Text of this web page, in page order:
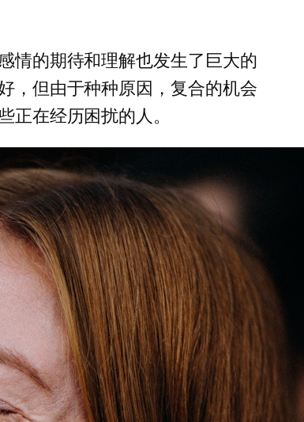
情的期待和理解也发生了巨大的
，但由于种种原因，复合的机会
在经历困扰的人。